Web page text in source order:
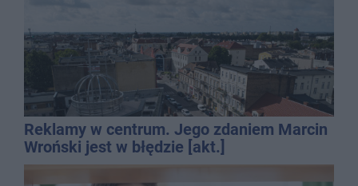
Reklamy w centrum. Jego zdaniem Marcin
Wroński jest w błędzie [akt.]